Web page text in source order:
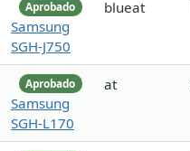
Aprobado
Samsung
SGH-J750
blueat
Aprobado
Samsung
SGH-L170
at